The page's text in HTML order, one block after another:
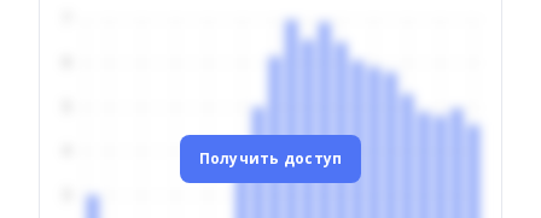
Получить доступ